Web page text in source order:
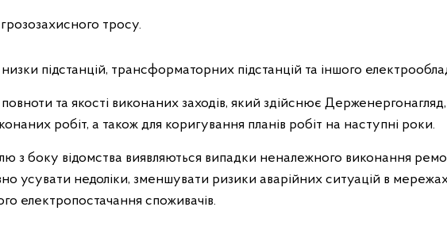
тросу.
підстанцій, трансформаторних підстанцій та іншого
та якості виконаних заходів, який здійснює
робіт, а також для коригування планів робіт на наступні роки.
з боку відомства виявляються випадки неналежного виконання
усувати недоліки, зменшувати ризики аварійних ситуацій в
електропостачання споживачів.